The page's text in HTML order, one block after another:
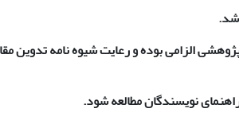
الزامی بوده و رعایت شیوه نامه تدوین
نویسندگان مطالعه شود.